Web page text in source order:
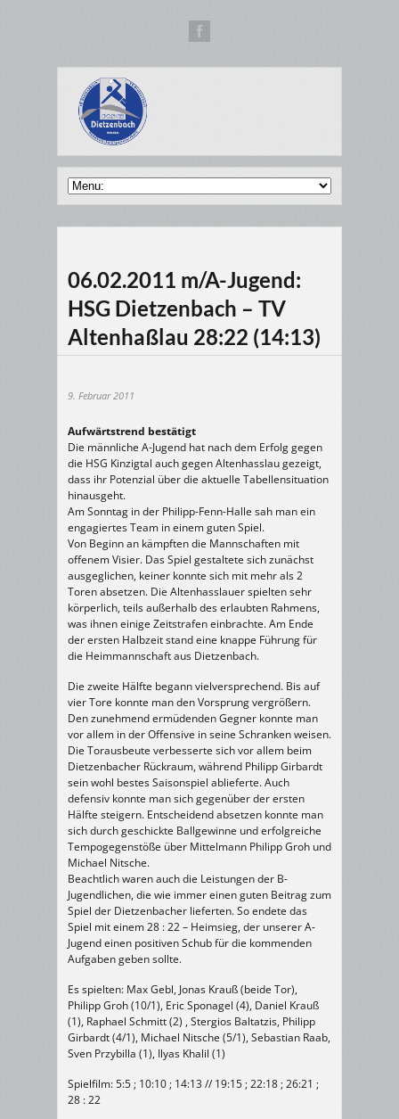
06.02.2011 m/A-Jugend:
HSG Dietzenbach – TV
Altenhaßlau 28:22 (14:13)
9. Februar 2011
Aufwärtstrend bestätigt
Die männliche A-Jugend hat nach dem Erfolg gegen
die HSG Kinzigtal auch gegen Altenhasslau gezeigt,
dass ihr Potenzial über die aktuelle Tabellensituation
hinausgeht.
Am Sonntag in der Philipp-Fenn-Halle sah man ein
engagiertes Team in einem guten Spiel.
Von Beginn an kämpften die Mannschaften mit
offenem Visier. Das Spiel gestaltete sich zunächst
ausgeglichen, keiner konnte sich mit mehr als 2
Toren absetzen. Die Altenhasslauer spielten sehr
körperlich, teils außerhalb des erlaubten Rahmens,
was ihnen einige Zeitstrafen einbrachte. Am Ende
der ersten Halbzeit stand eine knappe Führung für
die Heimmannschaft aus Dietzenbach.
Die zweite Hälfte begann vielversprechend. Bis auf
vier Tore konnte man den Vorsprung vergrößern.
Den zunehmend ermüdenden Gegner konnte man
vor allem in der Offensive in seine Schranken weisen.
Die Torausbeute verbesserte sich vor allem beim
Dietzenbacher Rückraum, während Philipp Girbardt
sein wohl bestes Saisonspiel ablieferte. Auch
defensiv konnte man sich gegenüber der ersten
Hälfte steigern. Entscheidend absetzen konnte man
sich durch geschickte Ballgewinne und erfolgreiche
Tempogegenstöße über Mittelmann Philipp Groh und
Michael Nitsche.
Beachtlich waren auch die Leistungen der B-
Jugendlichen, die wie immer einen guten Beitrag zum
Spiel der Dietzenbacher lieferten. So endete das
Spiel mit einem 28 : 22 – Heimsieg, der unserer A-
Jugend einen positiven Schub für die kommenden
Aufgaben geben sollte.
Es spielten: Max Gebl, Jonas Krauß (beide Tor),
Philipp Groh (10/1), Eric Sponagel (4), Daniel Krauß
(1), Raphael Schmitt (2) , Stergios Baltatzis, Philipp
Girbardt (4/1), Michael Nitsche (5/1), Sebastian Raab,
Sven Przybilla (1), Ilyas Khalil (1)
Spielfilm: 5:5 ; 10:10 ; 14:13 // 19:15 ; 22:18 ; 26:21 ;
28 : 22